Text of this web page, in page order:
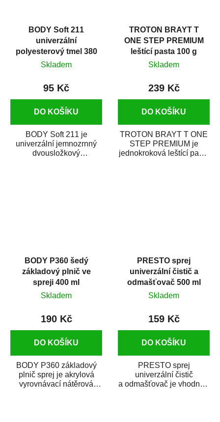
BODY Soft 211
univerzální
polyesterový tmel 380
g
Skladem
95 Kč
DO KOŠÍKU
BODY Soft 211 je
univerzální jemnozrnný
dvousložkový
TROTON BRAYT T
ONE STEP PREMIUM
leštící pasta 100 g
Skladem
239 Kč
DO KOŠÍKU
TROTON BRAYT T ONE
STEP PREMIUM je
jednokroková leštící pasta
BODY P360 šedý
základový plnič ve
spreji 400 ml
Skladem
190 Kč
DO KOŠÍKU
BODY P360 základový
plnič sprej je akrylová
vyrovnávací nátěrová
PRESTO sprej
univerzální čistič a
odmašťovač 500 ml
Skladem
159 Kč
DO KOŠÍKU
PRESTO sprej
univerzální čistič
a odmašťovač je vhodný k